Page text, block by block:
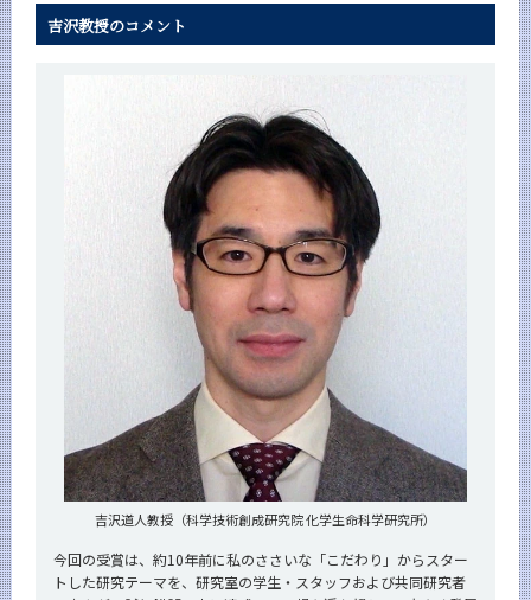
吉沢教授のコメント
吉沢道人教授（科学技術創成研究院 化学生命科学研究所）
今回の受賞は、約10年前に私のささいな「こだわり」からスター
トした研究テーマを、研究室の学生・スタッフおよび共同研究者
Event Calendar
サイト構成
学内向け情報
系詳細情報
CLOSE